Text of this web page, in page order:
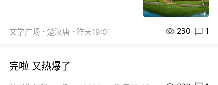
文学广场 楚汉唐 昨天19:01 260 1
完啦 又热爆了